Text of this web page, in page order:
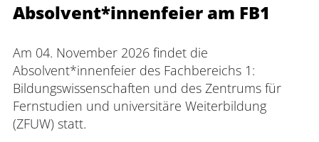
Absolvent*innenfeier am FB1
Am 04. November 2026 findet die
Absolvent*innenfeier des Fachbereichs 1:
Bildungswissenschaften und des Zentrums für
Fernstudien und universitäre Weiterbildung
(ZFUW) statt.